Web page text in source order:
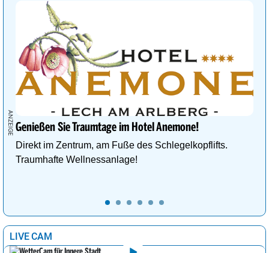
Genießen Sie Traumtage im Hotel Anemone!
Direkt im Zentrum, am Fuße des Schlegelkopflifts.
Traumhafte Wellnessanlage!
LIVE CAM